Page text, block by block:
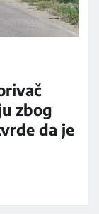
zbog
da je